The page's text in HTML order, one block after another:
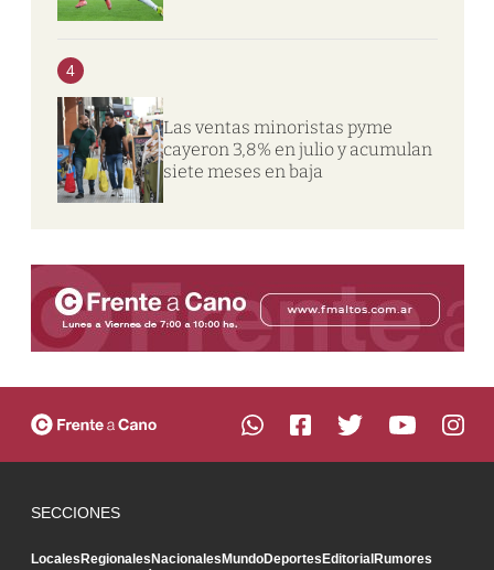
4
Las ventas minoristas pyme
cayeron 3,8% en julio y acumulan
siete meses en baja
SECCIONES
Locales Regionales Nacionales MundoDeportes Editorial Rumores